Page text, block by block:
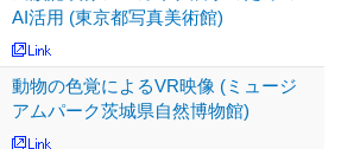
AI活用 (東京都写真美術館)
動物の色覚によるVR映像 (ミュージ
アムパーク茨城県自然博物館)